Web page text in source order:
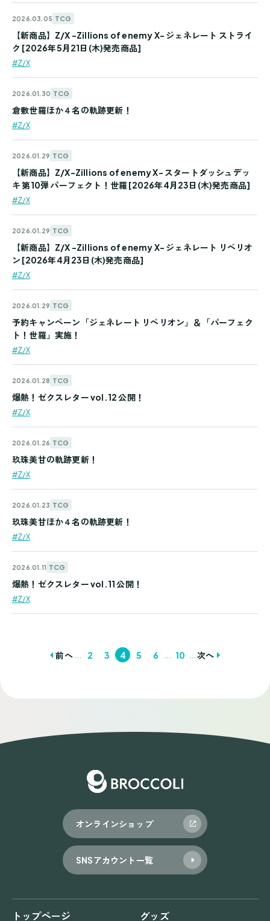
2026.03.05 TCG
#Z/X
【新商品】Z/X -Zillions of enemy X- ジェネレート ストライ
ク [2026年5月21日(木)発売商品]
2026.01.30 TCG
#Z/X
倉敷世羅ほか４名の軌跡更新！
2026.01.29 TCG
#Z/X
【新商品】Z/X-Zillions of enemy X- スタートダッシュデッ
キ 第10弾 パーフェクト！世羅 [2026年4月23日(木)発売商品]
2026.01.29 TCG
#Z/X
【新商品】Z/X -Zillions of enemy X- ジェネレート リベリオ
ン [2026年4月23日(木)発売商品]
2026.01.29 TCG
#Z/X
予約キャンペーン「ジェネレート リベリオン」＆「パーフェク
ト！世羅」実施！
2026.01.28 TCG
#Z/X
爆熱！ゼクスレター vol.12 公開！
2026.01.26 TCG
#Z/X
玖珠美甘の軌跡更新！
2026.01.23 TCG
#Z/X
玖珠美甘ほか４名の軌跡更新！
2026.01.11 TCG
#Z/X
爆熱！ゼクスレター vol.11 公開！
ゲ
前へ 2 3 4 5 6 10 次へ
オンラインショップ
SNSアカウント一覧
トップページ グッズ